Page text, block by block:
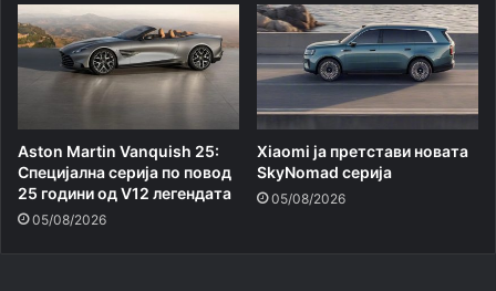
Aston Martin Vanquish 25:
Специјална серија по повод
25 години од V12 легендата
05/08/2026
Xiaomi ja претстави новата
SkyNomad серија
05/08/2026